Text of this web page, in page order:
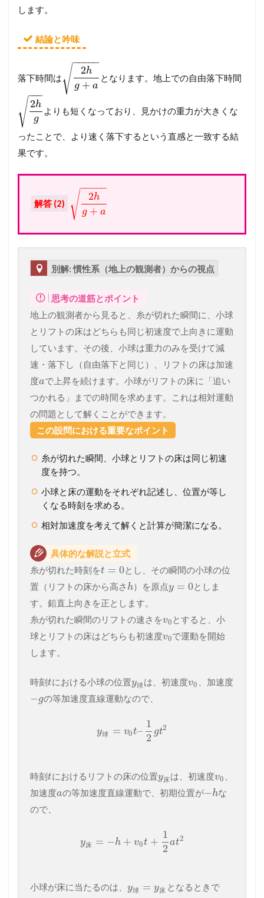
します。
結論と吟味
落下時間は
2h
g + a
− −
−−−
√ となります。地上での自由落下時間
2h
g
−−
−
√ よりも短くなっており、見かけの重力が大きくな
ったことで、より速く落下するという直感と一致する結
果です。
解答 (2)
2h
g + a
− −
−−−
√
別解: 慣性系（地上の観測者）からの視点
思考の道筋とポイント
地上の観測者から見ると、糸が切れた瞬間に、小球
とリフトの床はどちらも同じ初速度で上向きに運動
しています。その後、小球は重力のみを受けて減
速・落下し（自由落下と同じ）、リフトの床は加速
度aで上昇を続けます。小球がリフトの床に「追い
つかれる」までの時間を求めます。これは相対運動
の問題として解くことができます。
この設問における重要なポイント
糸が切れた瞬間、小球とリフトの床は同じ初速
度を持つ。
小球と床の運動をそれぞれ記述し、位置が等し
くなる時刻を求める。
相対加速度を考えて解くと計算が簡潔になる。
具体的な解説と立式
糸が切れた時刻をt = 0とし、その瞬間の小球の位
置（リフトの床から高さ h）を原点y = 0としま
す。鉛直上向きを正とします。
糸が切れた瞬間のリフトの速さをv0 とすると、小
球とリフトの床はどちらも初速度v0で運動を開始
します。
時刻tにおける小球の位置y球は、初速度v0 、加速度
−gの等加速度直線運動なので、
y球 = v0t–
1
2
gt2
時刻tにおけるリフトの床の位置y床は、初速度v0
加速度aの等加速度直線運動で、初期位置が−hな
ので、
y床 = −h + v0t +
1
2
at2
小球が床に当たるのは、 y球 = y床 となるときで